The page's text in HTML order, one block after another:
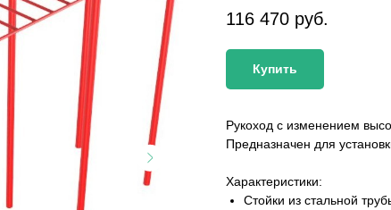
116 470 руб.
Купить
Рукоход с изменением
Предназначен для
Характеристики:
Стойки из стальной